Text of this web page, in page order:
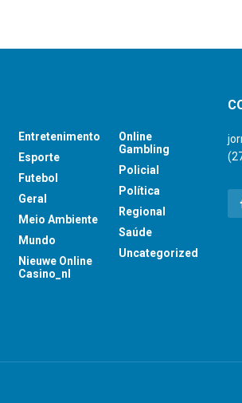
Entretenimento
Esporte
Futebol
Geral
Meio Ambiente
Mundo
Nieuwe Online
Casino_nl
Online
Gambling
Policial
Política
Regional
Saúde
Uncategorized